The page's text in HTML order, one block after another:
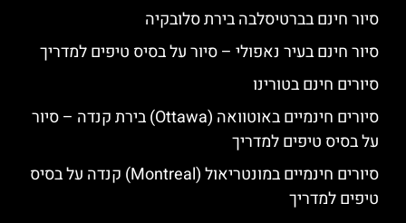
סיור חינם בברטיסלבה בירת סלובקיה
סיור חינם בעיר נאפולי – סיור על בסיס טיפים למדריך
סיורים חינם בטורינו
סיורים חינמיים באוטוואה (Ottawa) בירת קנדה – סיור
על בסיס טיפים למדריך
סיורים חינמיים במונטריאול (Montreal) קנדה על בסיס
טיפים למדריך